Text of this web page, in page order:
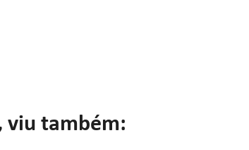
viu também: